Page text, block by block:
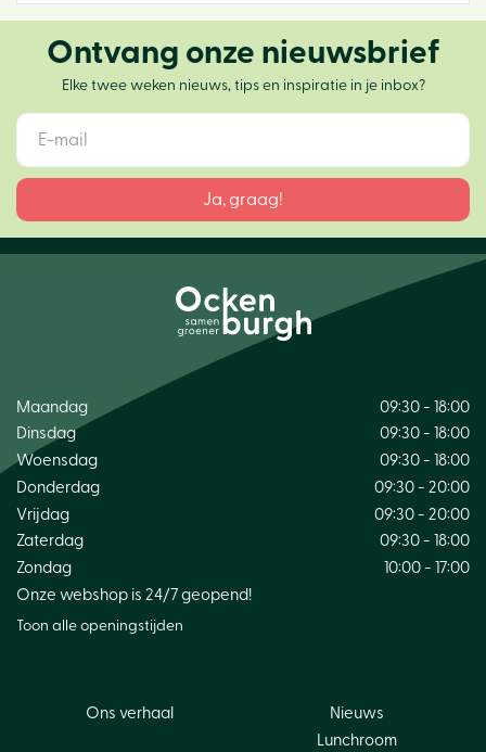
Ontvang onze nieuwsbrief
Elke twee weken nieuws, tips en inspiratie in je inbox?
Maandag
09:30 - 18:00
Dinsdag
09:30 - 18:00
Woensdag
09:30 - 18:00
Donderdag
09:30 - 20:00
Vrijdag
09:30 - 20:00
Zaterdag
09:30 - 18:00
Zondag
10:00 - 17:00
Onze webshop is 24/7 geopend!
Toon alle openingstijden
Ons verhaal
Nieuws
Lunchroom